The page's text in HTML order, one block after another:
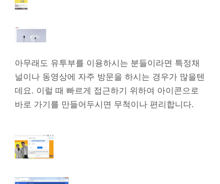
아무래도 유투부를 이용하시는 분들이라면 특정채
널이나 동영상에 자주 방문을 하시는 경우가 많을텐
데요. 이럴 때 빠르게 접근하기 위하여 아이콘으로
바로 가기를 만들어두시면 무척이나 편리합니다.